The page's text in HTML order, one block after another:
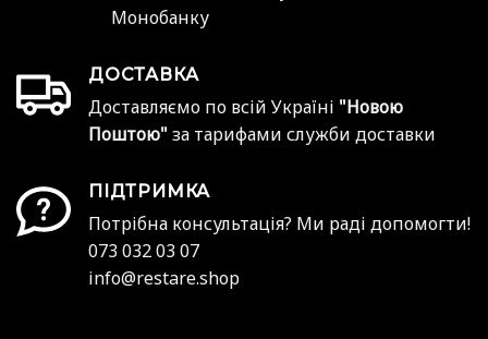
Монобанку
ДОСТАВКА
Доставляємо по всій Україні "Новою
Поштою" за тарифами служби доставки
ПІДТРИМКА
Потрібна консультація? Ми раді допомогти!
073 032 03 07
info@restare.shop